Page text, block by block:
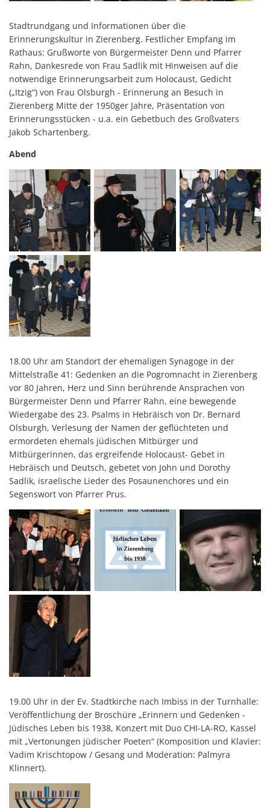
Stadtrundgang und Informationen über die
Erinnerungskultur in Zierenberg. Festlicher Empfang im
Rathaus: Grußworte von Bürgermeister Denn und Pfarrer
Rahn, Dankesrede von Frau Sadlik mit Hinweisen auf die
notwendige Erinnerungsarbeit zum Holocaust, Gedicht
(„Itzig“) von Frau Olsburgh - Erinnerung an Besuch in
Zierenberg Mitte der 1950ger Jahre, Präsentation von
Erinnerungsstücken - u.a. ein Gebetbuch des Großvaters
Jakob Schartenberg.
Abend
18.00 Uhr am Standort der ehemaligen Synagoge in der
Mittelstraße 41: Gedenken an die Pogromnacht in Zierenberg
vor 80 Jahren, Herz und Sinn berührende Ansprachen von
Bürgermeister Denn und Pfarrer Rahn, eine bewegende
Wiedergabe des 23. Psalms in Hebräisch von Dr. Bernard
Olsburgh, Verlesung der Namen der geflüchteten und
ermordeten ehemals jüdischen Mitbürger und
Mitbürgerinnen, das ergreifende Holocaust- Gebet in
Hebräisch und Deutsch, gebetet von John und Dorothy
Sadlik, israelische Lieder des Posaunenchores und ein
Segenswort von Pfarrer Prus.
19.00 Uhr in der Ev. Stadtkirche nach Imbiss in der Turnhalle:
Veröffentlichung der Broschüre „Erinnern und Gedenken -
Jüdisches Leben bis 1938, Konzert mit Duo CHI-LA-RO, Kassel
mit „Vertonungen jüdischer Poeten“ (Komposition und Klavier:
Vadim Krischtopow / Gesang und Moderation: Palmyra
Klinnert).